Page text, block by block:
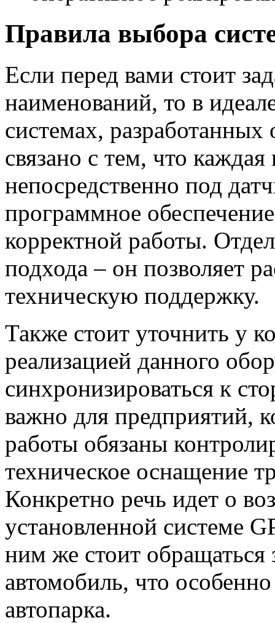
Правила выбора
Если перед вами стоит
наименований, то в
системах,
связано с тем, что
непосредственно под
программное
корректной работы.
подхода – он позволяет
техническую поддержку.
Также стоит уточнить у
реализацией данного
синхронизироваться к
важно для предприятий,
работы обязаны
техническое оснащение
Конкретно речь идет о
установленной системе
ним же стоит обращаться
автомобиль, что
автопарка.